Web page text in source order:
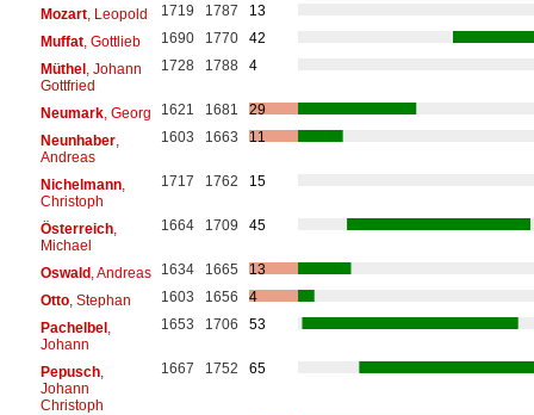
Mozart, Leopold 1719 1787
13
Muffat, Gottlieb 1690 1770
42
Müthel, Johann
Gottfried
1728 1788 4
Neumark, Georg 1621 1681
29
Neunhaber,
Andreas
1603 1663 11
Nichelmann,
Christoph
1717 1762 15
Österreich,
Michael
1664 1709 45
Oswald, Andreas 1634 1665
13
Otto, Stephan 1603 1656
4
Pachelbel,
Johann
1653 1706 53
Pepusch,
Johann
Christoph
1667 1752 65